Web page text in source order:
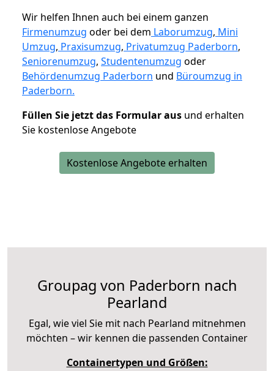
Wir helfen Ihnen auch bei einem ganzen
Firmenumzug oder bei dem Laborumzug, Mini
Umzug, Praxisumzug, Privatumzug Paderborn,
Seniorenumzug, Studentenumzug oder
Behördenumzug Paderborn und Büroumzug in
Paderborn.
Füllen Sie jetzt das Formular aus und erhalten
Sie kostenlose Angebote
Kostenlose Angebote erhalten
Groupag von Paderborn nach
Pearland
Egal, wie viel Sie mit nach Pearland mitnehmen
möchten – wir kennen die passenden Container
Containertypen und Größen: